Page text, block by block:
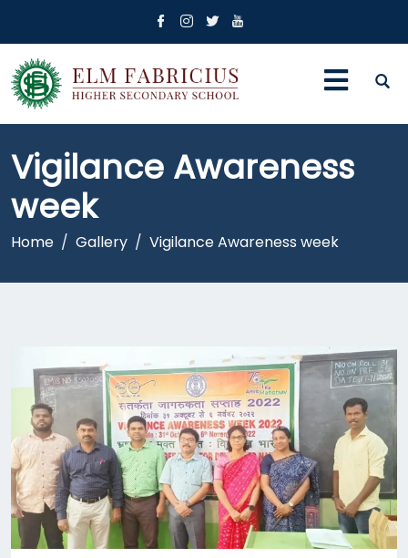
Vigilance Awareness
week
Home Gallery Vigilance Awareness week